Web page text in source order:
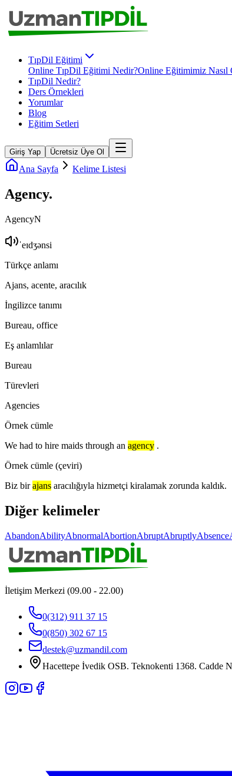
TıpDil Eğitimi
Online TıpDil Eğitimi Nedir?Online Eğitimimiz Nasıl
TıpDil Nedir?
Ders Örnekleri
Yorumlar
Blog
Eğitim Setleri
Giriş Yap Ücretsiz Üye Ol
Ana Sayfa Kelime Listesi
Agency.
AgencyN
ˈeɪdʒənsi
Türkçe anlamı
Ajans, acente, aracılık
İngilizce tanımı
Bureau, office
Eş anlamlılar
Bureau
Türevleri
Agencies
Örnek cümle
We had to hire maids through an agency .
Örnek cümle (çeviri)
Biz bir ajans aracılığıyla hizmetçi kiralamak zorunda kaldık.
Diğer kelimeler
AbandonAbilityAbnormalAbortionAbruptAbruptlyAbsence
İletişim Merkezi (09.00 - 22.00)
0(312) 911 37 15
0(850) 302 67 15
destek@uzmandil.com
Hacettepe İvedik OSB. Teknokenti 1368.